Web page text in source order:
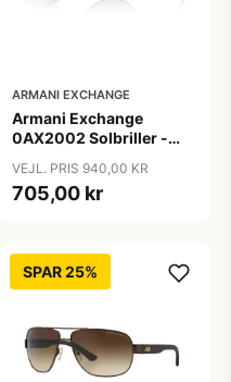
ARMANI EXCHANGE
Armani Exchange
0AX2002 Solbriller -
VEJL. PRIS 940,00 KR
705,00 kr
SPAR 25%